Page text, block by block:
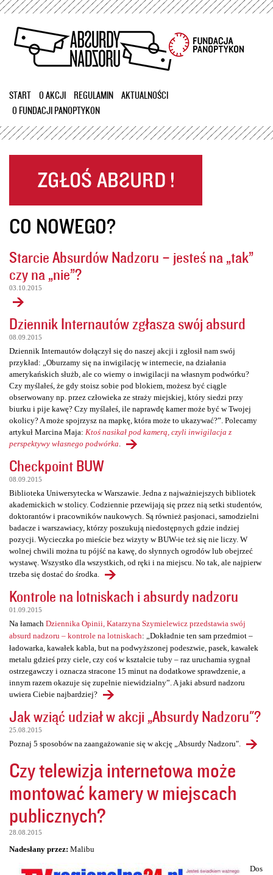
Przejdź
treści
START O AKCJI REGULAMIN
AKTUALNOŚCI
O FUNDACJI PANOPTYKON
CO NOWEGO?
Starcie Absurdów Nadzoru – jesteś na „tak”
czy na „nie”?
03.10.2015
Dziennik Internautów zgłasza swój absurd
08.09.2015
Dziennik Internautów dołączył się do naszej akcji i zgłosił nam swój
przykład: „Oburzamy się na inwigilację w internecie, na działania
amerykańskich służb, ale co wiemy o inwigilacji na własnym podwórku?
Czy myślałeś, że gdy stoisz sobie pod blokiem, możesz być ciągle
obserwowany np. przez człowieka ze straży miejskiej, który siedzi przy
biurku i pije kawę? Czy myślałeś, ile naprawdę kamer może być w Twojej
okolicy? A może spojrzysz na mapkę, która może to ukazywać?”. Polecamy
artykuł Marcina Maja: Ktoś nasikał pod kamerą, czyli inwigilacja z
perspektywy własnego podwórka
Checkpoint BUW
08.09.2015
Biblioteka Uniwersytecka w Warszawie. Jedna z najważniejszych bibliotek
akademickich w stolicy. Codziennie przewijają się przez nią setki studentów,
doktorantów i pracowników naukowych. Są również pasjonaci, samodzielni
badacze i warszawiacy, którzy poszukują niedostępnych gdzie indziej
pozycji. Wycieczka po mieście bez wizyty w BUW-ie też się nie liczy. W
wolnej chwili można tu pójść na kawę, do słynnych ogrodów lub obejrzeć
wystawę. Wszystko dla wszystkich, od ręki i na miejscu. No tak, ale najpierw
trzeba się dostać do środka.
Kontrole na lotniskach i absurdy nadzoru
01.09.2015
Na łamach Dziennika Opinii, Katarzyna Szymielewicz przedstawia swój
absurd nadzoru – kontrole na lotniskach: „Dokładnie ten sam przedmiot –
ładowarka, kawałek kabla, but na podwyższonej podeszwie, pasek, kawałek
metalu gdzieś przy ciele, czy coś w kształcie tuby – raz uruchamia sygnał
ostrzegawczy i oznacza stracone 15 minut na dodatkowe sprawdzenie, a
innym razem okazuje się zupełnie niewidzialny”. A jaki absurd nadzoru
uwiera Ciebie najbardziej?
Jak wziąć udział w akcji „Absurdy Nadzoru"?
25.08.2015
Poznaj 5 sposobów na zaangażowanie się w akcję „Absurdy Nadzoru".
Czy telewizja internetowa może
montować kamery w miejscach
publicznych?
28.08.2015
Nadesłany przez: Malibu
Dos